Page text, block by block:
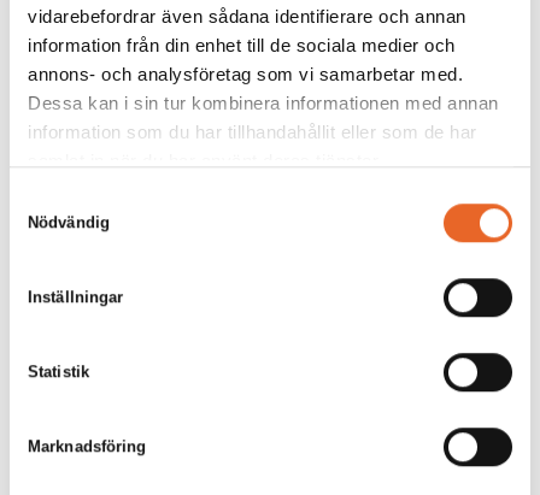
vidarebefordrar även sådana identifierare och annan
information från din enhet till de sociala medier och
annons- och analysföretag som vi samarbetar med.
Dessa kan i sin tur kombinera informationen med annan
information som du har tillhandahållit eller som de har
Nödvändig
Inställningar
Statistik
Marknadsföring
Förrättskniv
3,00kr
Matsked
3,00kr
Smörkniv